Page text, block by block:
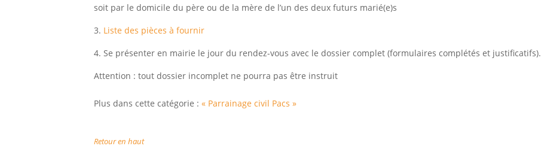
soit par le domicile du père ou de la mère de l’un des deux futurs marié(e)s
3. Liste des pièces à fournir
4. Se présenter en mairie le jour du rendez-vous avec le dossier complet (formulaires complétés et justificatifs).
Attention : tout dossier incomplet ne pourra pas être instruit
Plus dans cette catégorie : « Parrainage civil Pacs »
Retour en haut